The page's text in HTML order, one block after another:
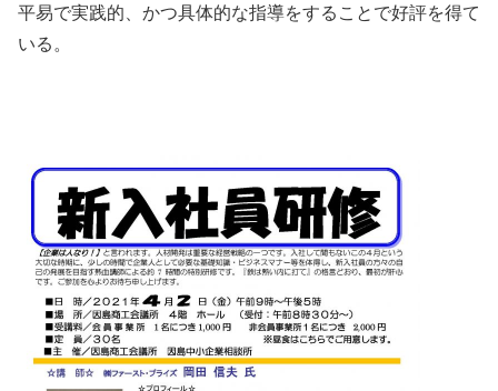
平易で実践的、かつ具体的な指導をすることで好評を得て
いる。